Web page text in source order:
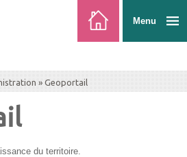
Menu
» Geoportail
du territoire.